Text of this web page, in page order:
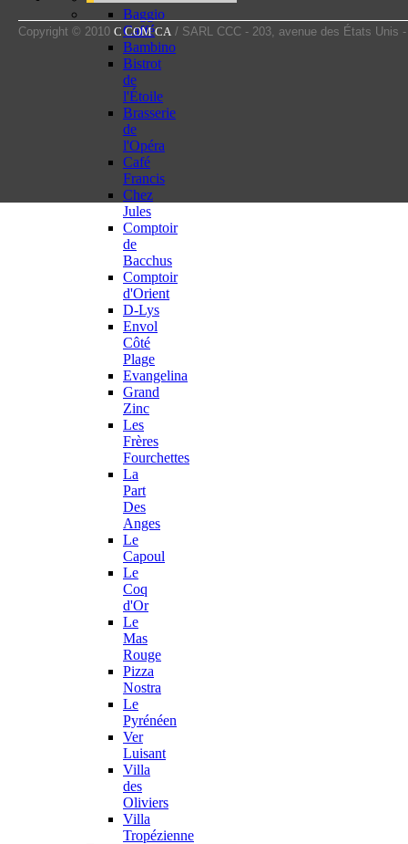
Baggio
Caffé
Bambino
Bistrot
de
l'Étoile
Brasserie
de
l'Opéra
Café
Francis
Chez
Jules
Comptoir
de
Bacchus
Comptoir
d'Orient
D-Lys
Envol
Côté
Plage
Evangelina
Grand
Zinc
Les
Frères
Fourchettes
La
Part
Des
Anges
Le
Capoul
Le
Coq
d'Or
Le
Mas
Rouge
Pizza
Nostra
Le
Pyrénéen
Ver
Luisant
Villa
des
Oliviers
Villa
Tropézienne
Copyright © 2010 C COM CA / SARL CCC - 203, avenue des États Unis